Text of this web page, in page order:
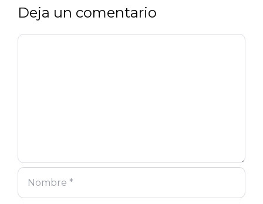
Deja un comentario
Comentario
Nombre
Correo
Web